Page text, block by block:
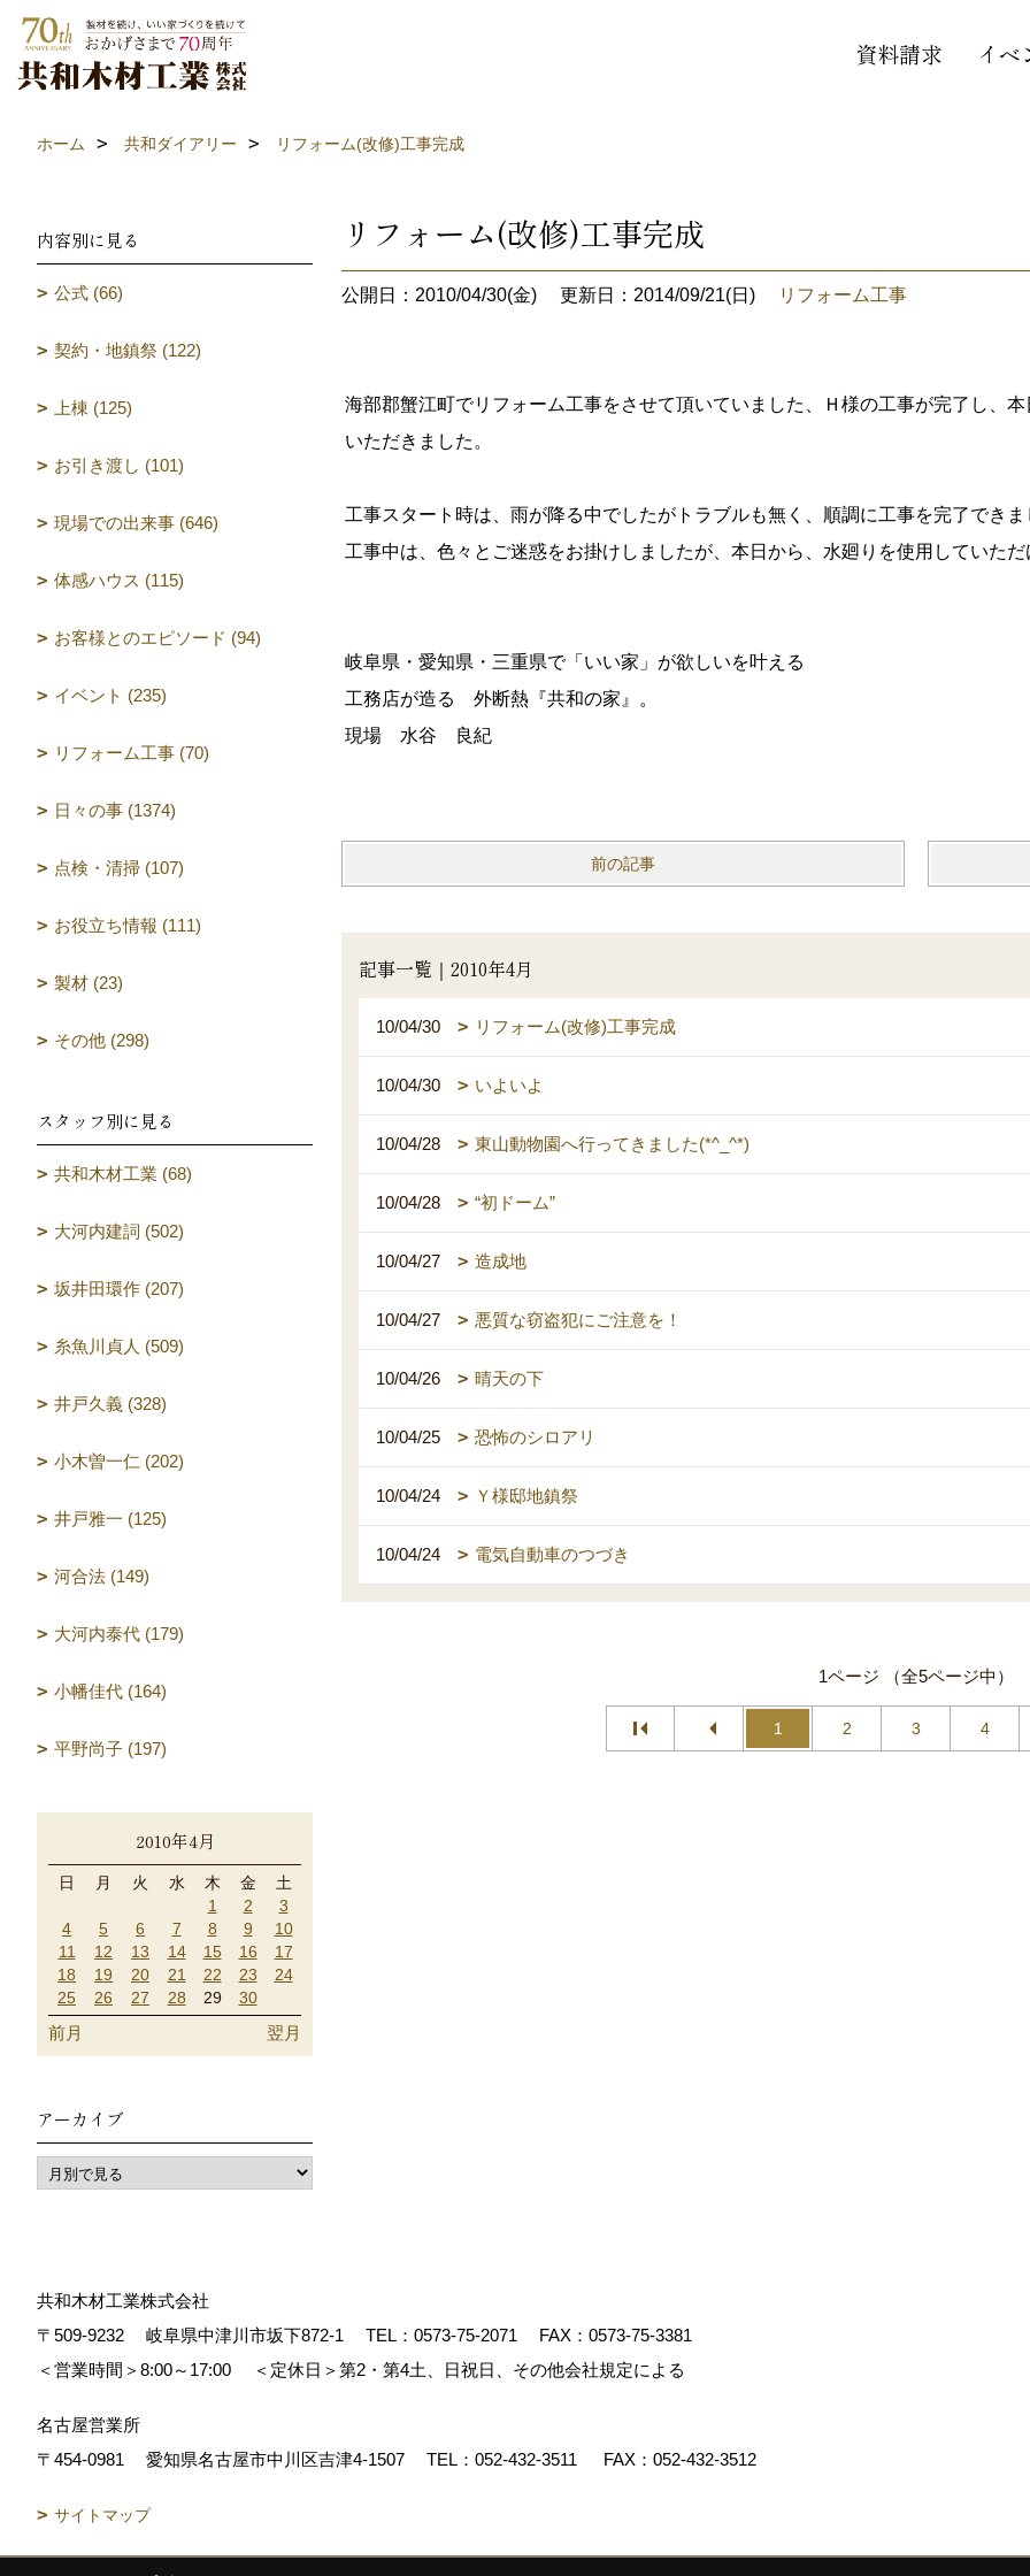
資料請求 イベ
ホーム 共和ダイアリー リフォーム(改修)工事完成
リフォーム(改修)工事完成
公開日：2010/04/30(金) 更新日：2014/09/21(日) リフォーム工事
海部郡蟹江町でリフォーム工事をさせて頂いていました、Ｈ様の工事が完了し、
いただきました。
工事スタート時は、雨が降る中でしたがトラブルも無く、順調に工事を完了できま
工事中は、色々とご迷惑をお掛けしましたが、本日から、水廻りを使用していた
岐阜県・愛知県・三重県で「いい家」が欲しいを叶える
工務店が造る 外断熱『共和の家』。
現場 水谷 良紀
前の記事
記事一覧｜2010年4月
10/04/30 リフォーム(改修)工事完成
10/04/30 いよいよ
10/04/28 東山動物園へ行ってきました(*^_^*)
10/04/28 “初ドーム”
10/04/27 造成地
10/04/27 悪質な窃盗犯にご注意を！
10/04/26 晴天の下
10/04/25 恐怖のシロアリ
10/04/24 Ｙ様邸地鎮祭
10/04/24 電気自動車のつづき
1ページ （全5ページ中）
1 2 3 4
内容別に見る
公式 (66)
契約・地鎮祭 (122)
上棟 (125)
お引き渡し (101)
現場での出来事 (646)
体感ハウス (115)
お客様とのエピソード (94)
イベント (235)
リフォーム工事 (70)
日々の事 (1374)
点検・清掃 (107)
お役立ち情報 (111)
製材 (23)
その他 (298)
スタッフ別に見る
共和木材工業 (68)
大河内建詞 (502)
坂井田環作 (207)
糸魚川貞人 (509)
井戸久義 (328)
小木曽一仁 (202)
井戸雅一 (125)
河合法 (149)
大河内泰代 (179)
小幡佳代 (164)
平野尚子 (197)
2010年4月
日 月 火 水 木 金
土
1
2
3
4
5 6 7 8 9
10
11
12 13 14 15 16
17
18
19 20 21 22 23
24
25
26 27 28 29 30
前月 翌月
アーカイブ
共和木材工業株式会社
〒509-9232
岐阜県中津川市坂下872‐1 TEL： 0573-75-2071
FAX：0573-75-3381
＜営業時間＞8:00～17:00
＜定休日＞第2・第4土、日祝日、その他会社規定による
名古屋営業所
〒454-0981
愛知県名古屋市中川区吉津4-1507 TEL： 052-432-3511 FAX：052-432-3512
サイトマップ